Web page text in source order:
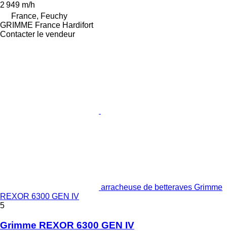
2 949 m/h
France, Feuchy
GRIMME France Hardifort
Contacter le vendeur
arracheuse de betteraves Grimme
REXOR 6300 GEN IV
5
Grimme REXOR 6300 GEN IV